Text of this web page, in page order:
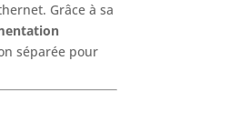
Grâce à sa
séparée pour